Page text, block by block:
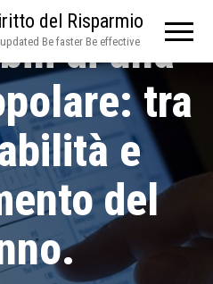
del Risparmio
Be faster Be effective
di una
tra
e
del